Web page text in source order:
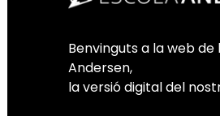
Benvinguts a la web de
Andersen,
la versió digital del